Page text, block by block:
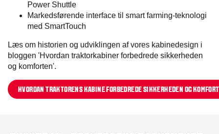
Power Shuttle
Markedsførende interface til smart farming-teknologi
med SmartTouch
Læs om historien og udviklingen af vores kabinedesign i
bloggen 'Hvordan traktorkabiner forbedrede sikkerheden
og komforten'.
HVORDAN TRAKTORENS KABINE FORBEDREDE SIKKERHEDEN OG